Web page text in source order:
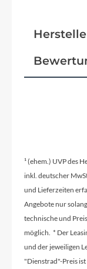
¹ (ehem.) UVP des
inkl. deutscher
und Lieferzeiten
Angebote nur
technische und
möglich. * Der
und der jeweiligen
"Dienstrad"-Preis